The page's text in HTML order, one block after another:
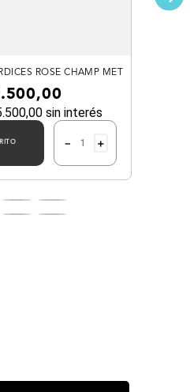
ROSE CHAMP MET
.500,00
.500,00sin interés
＋
－